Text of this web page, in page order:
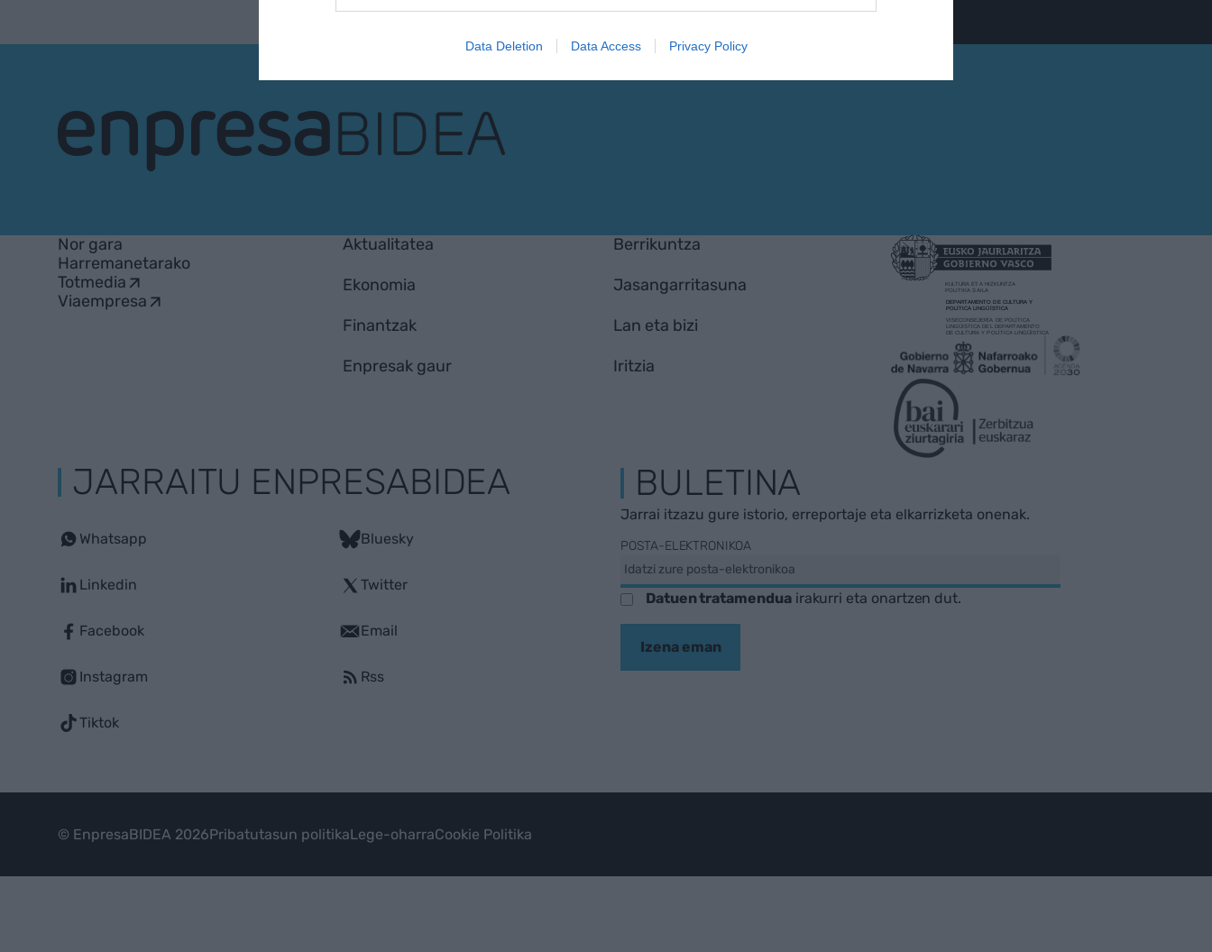
Data Deletion Data Access Privacy Policy
Nor gara
Harremanetarako
Totmedia
Viaempresa
Aktualitatea
Ekonomia
Finantzak
Enpresak gaur
Berrikuntza
Jasangarritasuna
Lan eta bizi
Iritzia
JARRAITU ENPRESABIDEA
Whatsapp
Linkedin
Facebook
Instagram
Tiktok
Bluesky
Twitter
Email
Rss
BULETINA
Jarrai itzazu gure istorio, erreportaje eta elkarrizketa onenak.
POSTA-ELEKTRONIKOA
Datuen tratamenduairakurri eta onartzen dut.
Izena eman
© EnpresaBIDEA 2026Pribatutasun politikaLege-oharraCookie Politika